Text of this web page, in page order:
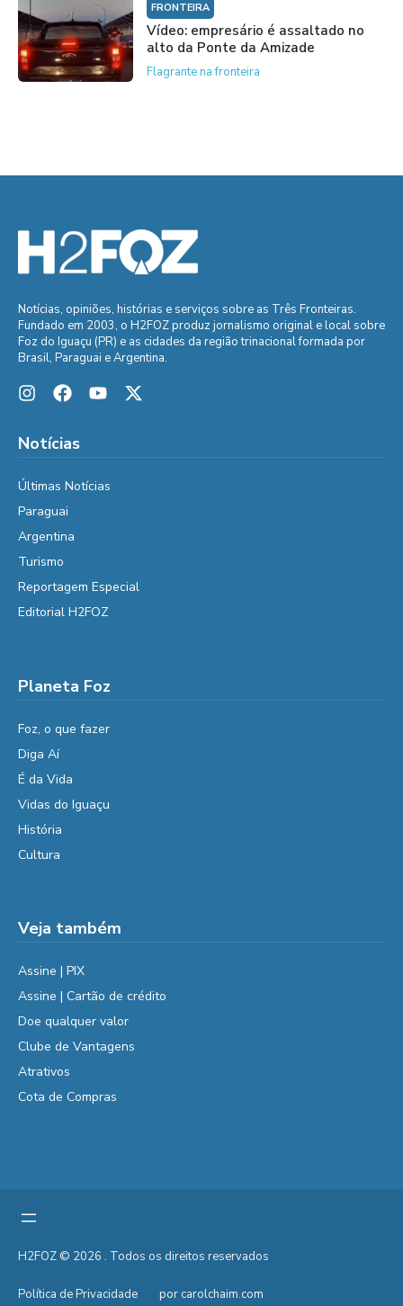
FRONTEIRA
Vídeo: empresário é assaltado no
alto da Ponte da Amizade
Flagrante na fronteira
Notícias, opiniões, histórias e serviços sobre as Três Fronteiras.
Fundado em 2003, o H2FOZ produz jornalismo original e local sobre
Foz do Iguaçu (PR) e as cidades da região trinacional formada por
Brasil, Paraguai e Argentina.
Notícias
Últimas Notícias
Paraguai
Argentina
Turismo
Reportagem Especial
Editorial H2FOZ
Planeta Foz
Foz, o que fazer
Diga Aí
É da Vida
Vidas do Iguaçu
História
Cultura
Veja também
Assine | PIX
Assine | Cartão de crédito
Doe qualquer valor
Clube de Vantagens
Atrativos
Cota de Compras
H2FOZ © 2026 . Todos os direitos reservados
Política de Privacidade por carolchaim.com